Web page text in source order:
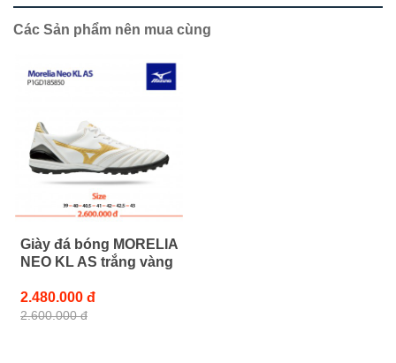
Các Sản phẩm nên mua cùng
Giày đá bóng MORELIA
NEO KL AS trắng vàng
2.480.000 đ
2.600.000 đ